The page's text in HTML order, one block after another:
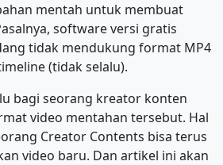
mentah untuk membuat
software versi gratis
tidak mendukung format MP4
(tidak selalu).
bagi seorang kreator konten
video mentahan tersebut. Hal
Creator Contents bisa terus
video baru. Dan artikel ini akan